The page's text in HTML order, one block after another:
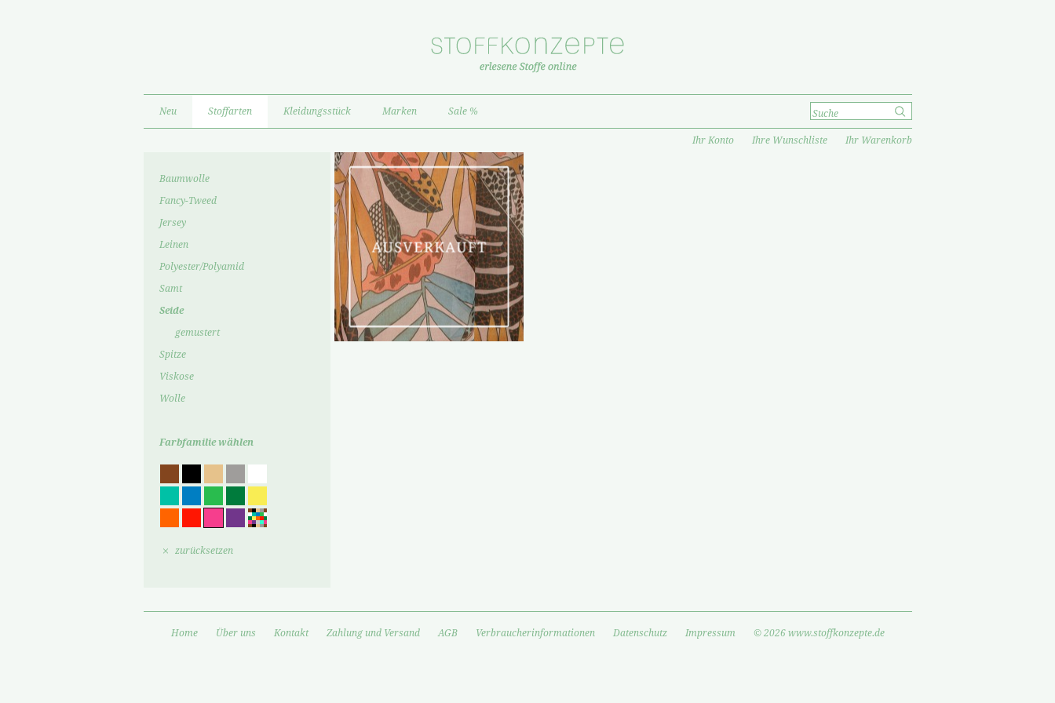
Neu Stoffarten Kleidungsstück Marken Sale %
Ihr Konto Ihre Wunschliste Ihr Warenkorb
Baumwolle
Fancy-Tweed
Jersey
Leinen
Polyester/Polyamid
Samt
Seide
gemustert
Spitze
Viskose
Wolle
Farbfamilie wählen
zurücksetzen
Home Über uns Kontakt Zahlung und Versand AGB Verbraucherinformationen Datenschutz Impressum © 2026 www.stoffkonzepte.de